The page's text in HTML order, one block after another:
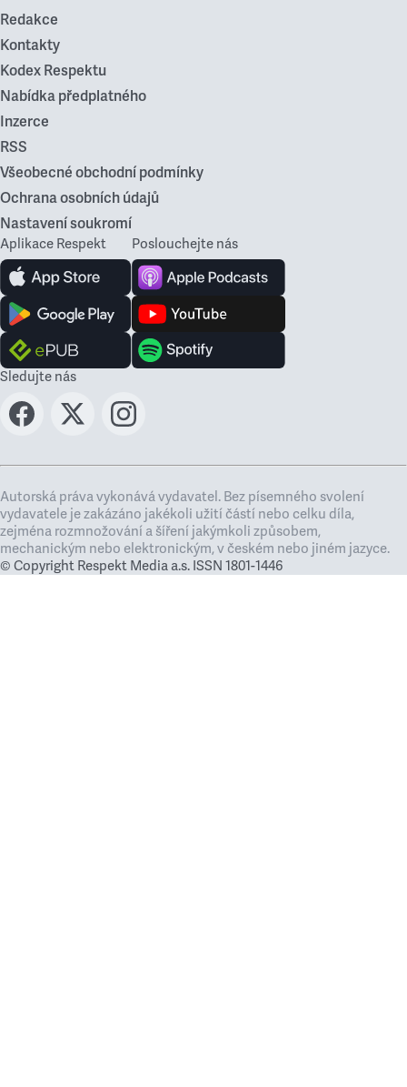
Redakce
Kontakty
Kodex Respektu
Nabídka předplatného
Inzerce
RSS
Všeobecné obchodní podmínky
Ochrana osobních údajů
Nastavení soukromí
Aplikace Respekt Poslouchejte nás
Sledujte nás
Autorská práva vykonává vydavatel. Bez písemného svolení
vydavatele je zakázáno jakékoli užití částí nebo celku díla,
zejména rozmnožování a šíření jakýmkoli způsobem,
mechanickým nebo elektronickým, v českém nebo jiném jazyce.
© Copyright Respekt Media a.s. ISSN 1801-1446